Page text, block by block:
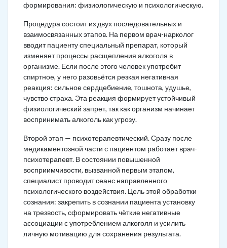
формирования: физиологическую и психологическую.
Процедура состоит из двух последовательных и
взаимосвязанных этапов. На первом врач-нарколог
вводит пациенту специальный препарат, который
изменяет процессы расщепления алкоголя в
организме. Если после этого человек употребит
спиртное, у него разовьётся резкая негативная
реакция: сильное сердцебиение, тошнота, удушье,
чувство страха. Эта реакция формирует устойчивый
физиологический запрет, так как организм начинает
воспринимать алкоголь как угрозу.
Второй этап — психотерапевтический. Сразу после
медикаментозной части с пациентом работает врач-
психотерапевт. В состоянии повышенной
восприимчивости, вызванной первым этапом,
специалист проводит сеанс направленного
психологического воздействия. Цель этой обработки
сознания: закрепить в сознании пациента установку
на трезвость, сформировать чёткие негативные
ассоциации с употреблением алкоголя и усилить
личную мотивацию для сохранения результата.